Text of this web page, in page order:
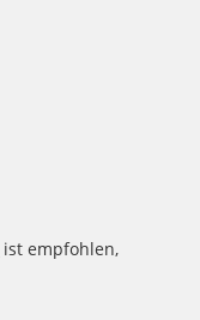
ist empfohlen,